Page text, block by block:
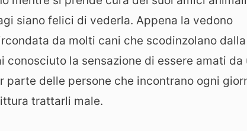
siano felici di vederla. Appena la vedono
da molti cani che scodinzolano
conosciuto la sensazione di essere amati da
parte delle persone che incontrano ogni
trattarli male.